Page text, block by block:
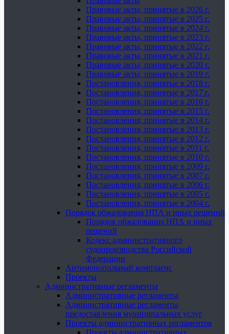
Правовые акты, принятые в 2026 г.
Правовые акты, принятые в 2025 г.
Правовые акты, принятые в 2024 г.
Правовые акты, принятые в 2023 г.
Правовые акты, принятые в 2022 г.
Правовые акты, принятые в 2021 г.
Правовые акты, принятые в 2020 г.
Правовые акты, принятые в 2019 г.
Постановления, принятые в 2018 г.
Постановления, принятые в 2017 г.
Постановления, принятые в 2016 г.
Постановления, принятые в 2015 г.
Постановления, принятые в 2014 г.
Постановления, принятые в 2013 г.
Постановления, принятые в 2012 г.
Постановления, принятые в 2011 г.
Постановления, принятые в 2010 г.
Постановления, принятые в 2009 г.
Постановления, принятые в 2007 г.
Постановления, принятые в 2006 г.
Постановления, принятые в 2005 г.
Постановления, принятые в 2004 г.
Порядок обжалования НПА и иных решений
Порядок обжалования НПА и иных
решений
Кодекс административного
судопроизводства Российской
Федерации
Антимонопольный комплаенс
Проекты
Административные регламенты
Административные регламенты
Административные регламенты
предоставления муниципальных услуг
Проекты административных регламентов
Проекты административных